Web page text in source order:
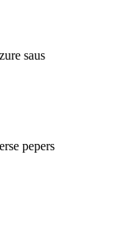
saus
pepers